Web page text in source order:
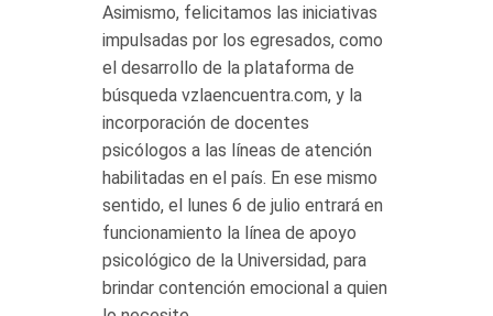
Asimismo, felicitamos las iniciativas
impulsadas por los egresados, como
el desarrollo de la plataforma de
búsqueda vzlaencuentra.com, y la
incorporación de docentes
psicólogos a las líneas de atención
habilitadas en el país. En ese mismo
sentido, el lunes 6 de julio entrará en
funcionamiento la línea de apoyo
psicológico de la Universidad, para
brindar contención emocional a quien